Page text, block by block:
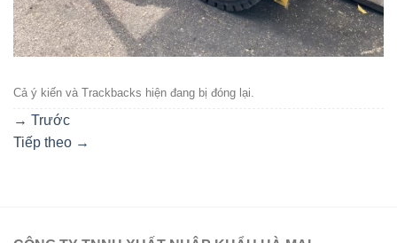
Cả ý kiến ​​và Trackbacks hiện đang bị đóng lại.
→ Trước
Tiếp theo →